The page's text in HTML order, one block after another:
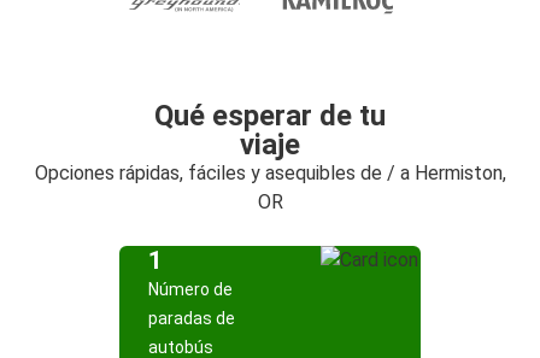
Qué esperar de tu
viaje
Opciones rápidas, fáciles y asequibles de / a Hermiston,
OR
1
Número de
paradas de
autobús